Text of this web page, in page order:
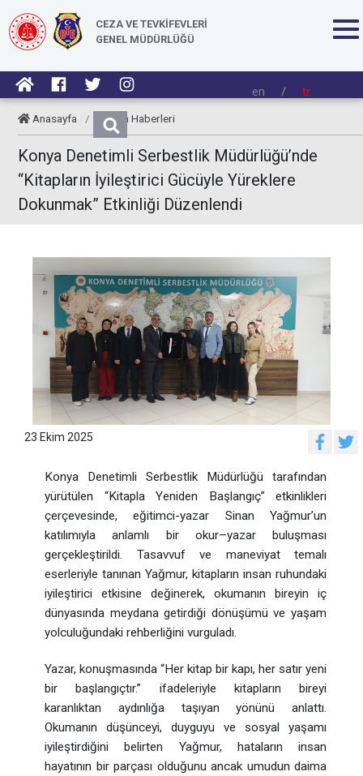
CEZA VE TEVKİFEVLERİ
GENEL MÜDÜRLÜĞÜ
en / tr
Anasayfa / Kurum Haberleri
Konya Denetimli Serbestlik Müdürlüğü’nde
“Kitapların İyileştirici Gücüyle Yüreklere
Dokunmak” Etkinliği Düzenlendi
23 Ekim 2025
Konya Denetimli Serbestlik Müdürlüğü tarafından
yürütülen “Kitapla Yeniden Başlangıç” etkinlikleri
çerçevesinde, eğitimci-yazar Sinan Yağmur’un
katılımıyla anlamlı bir okur–yazar buluşması
gerçekleştirildi. Tasavvuf ve maneviyat temalı
eserleriyle tanınan Yağmur, kitapların insan ruhundaki
iyileştirici etkisine değinerek, okumanın bireyin iç
dünyasında meydana getirdiği dönüşümü ve yaşam
yolculuğundaki rehberliğini vurguladı.
Yazar, konuşmasında “Her kitap bir kapı, her satır yeni
bir başlangıçtır.” ifadeleriyle kitapların bireyi
karanlıktan aydınlığa taşıyan yönünü anlattı.
Okumanın düşünceyi, duyguyu ve sosyal yaşamı
iyileştirdiğini belirten Yağmur, hataların insan
hayatının bir parçası olduğunu ancak umudun daima